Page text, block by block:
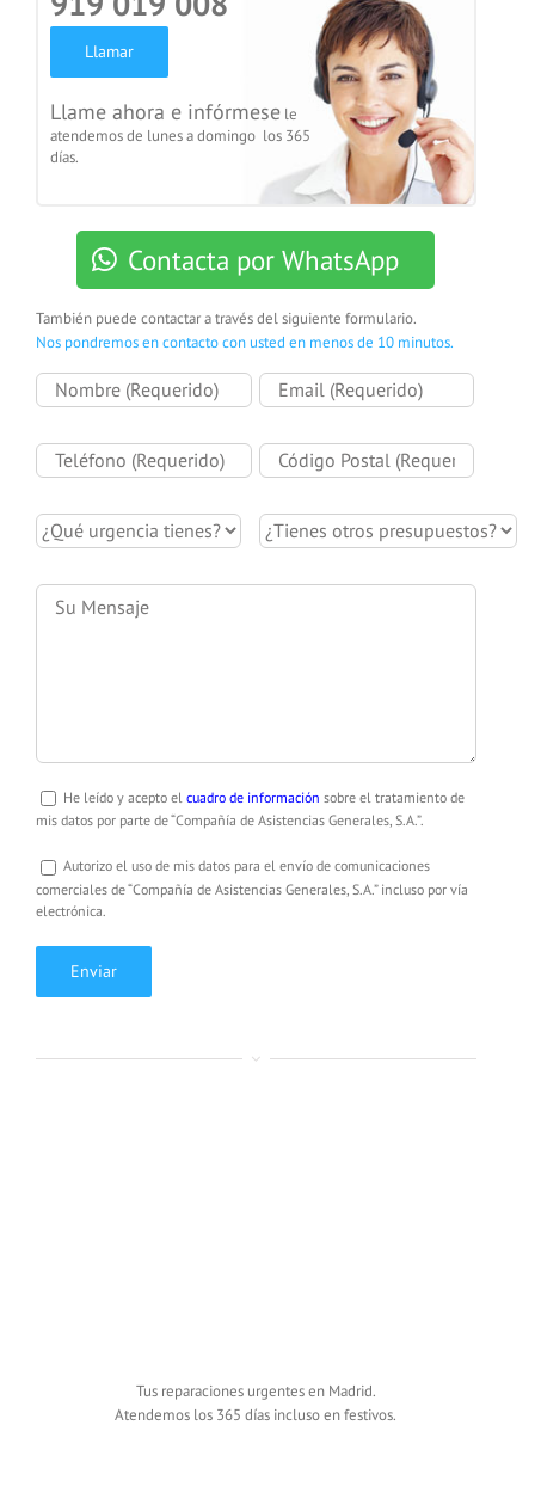
Llamar
Llame ahora e infórmese le
atendemos de lunes a domingo los 365
días.
Contacta por WhatsApp
También puede contactar a través del siguiente formulario.
Nos pondremos en contacto con usted en menos de 10 minutos.
He leído y acepto el cuadro de información sobre el tratamiento de
mis datos por parte de “Compañía de Asistencias Generales, S.A.”.
Autorizo el uso de mis datos para el envío de comunicaciones
comerciales de “Compañía de Asistencias Generales, S.A.” incluso por vía
electrónica.
Tus reparaciones urgentes en Madrid.
Atendemos los 365 días incluso en festivos.